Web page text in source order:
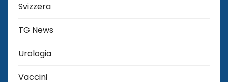
Svizzera
TG News
Urologia
Vaccini